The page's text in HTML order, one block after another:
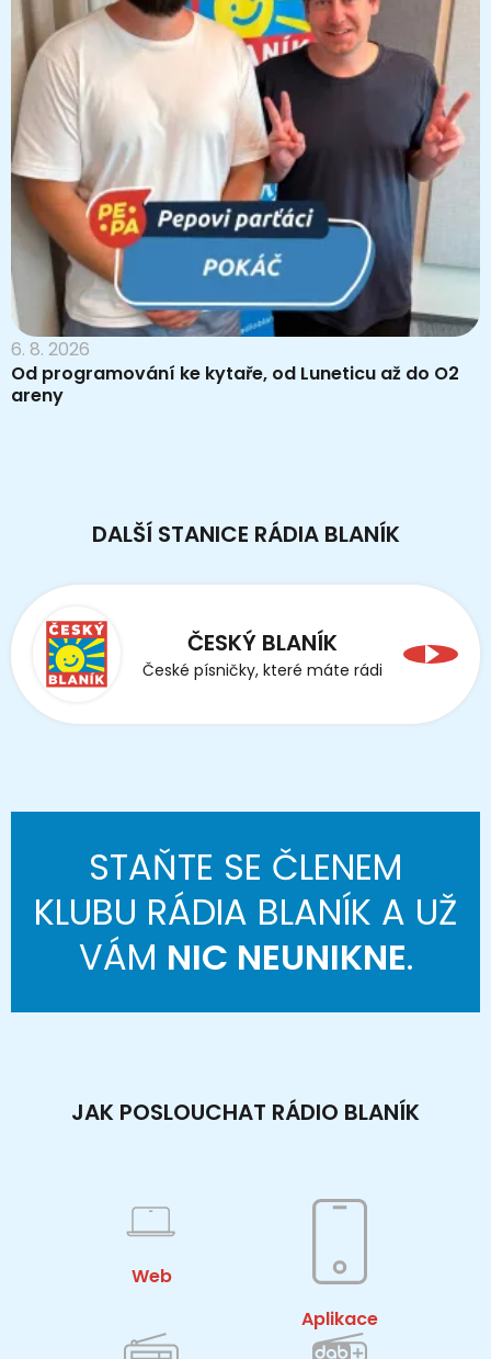
6. 8. 2026
Od programování ke kytaře, od Luneticu až do O2
areny
DALŠÍ STANICE RÁDIA BLANÍK
ČESKÝ BLANÍK
České písničky, které máte rádi
STAŇTE SE ČLENEM
KLUBU RÁDIA BLANÍK A UŽ
VÁM NIC NEUNIKNE.
JAK POSLOUCHAT RÁDIO BLANÍK
Web
Aplikace